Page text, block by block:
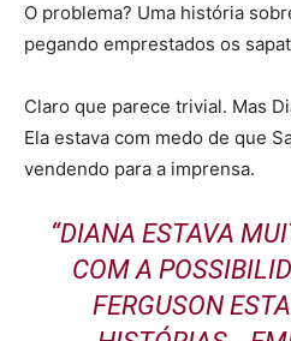
O problema? Uma história
pegando emprestados os
Claro que parece trivial. Mas
Ela estava com medo de que
vendendo para a imprensa.
“DIANA ESTAVA
COM A
FERGUSON